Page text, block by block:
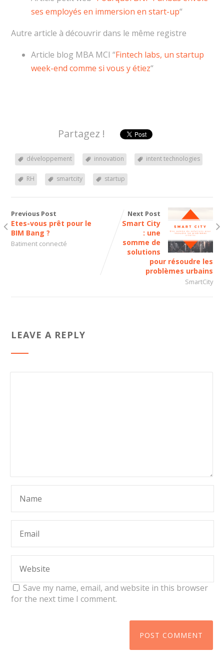
ses employés en immersion en start-up“
Autre article à découvrir dans le même registre
Article blog MBA MCI “Fintech labs, un startup
week-end comme si vous y étiez“
Partagez !
développement innovation intent technologies
RH smartcity startup
Previous Post
Etes-vous prêt pour le
BIM Bang ?
Batiment connecté
Next Post
Smart City
: une
somme de
solutions
pour résoudre les
problèmes urbains
SmartCity
LEAVE A REPLY
Save my name, email, and website in this browser
for the next time I comment.